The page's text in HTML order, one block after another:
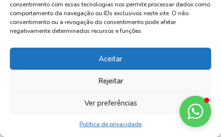
consentimento com essas tecnologias nos permite processar dados como
comportamento da navegação ou IDs exclusivos neste site. O não
consentimento ou a revogação do consentimento pode afetar
negativamente determinados recursos e funções.
Aceitar
Rejeitar
Ver preferências
Política de privacidade
© AXAR INCORPADORA | Todos os direitos reservados.